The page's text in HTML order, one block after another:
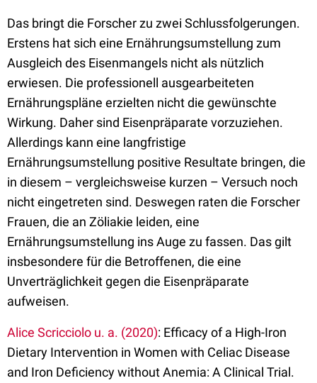
Das bringt die Forscher zu zwei Schlussfolgerungen.
Erstens hat sich eine Ernährungsumstellung zum
Ausgleich des Eisenmangels nicht als nützlich
erwiesen. Die professionell ausgearbeiteten
Ernährungspläne erzielten nicht die gewünschte
Wirkung. Daher sind Eisenpräparate vorzuziehen.
Allerdings kann eine langfristige
Ernährungsumstellung positive Resultate bringen, die
in diesem – vergleichsweise kurzen – Versuch noch
nicht eingetreten sind. Deswegen raten die Forscher
Frauen, die an Zöliakie leiden, eine
Ernährungsumstellung ins Auge zu fassen. Das gilt
insbesondere für die Betroffenen, die eine
Unverträglichkeit gegen die Eisenpräparate
aufweisen.
Alice Scricciolo u. a. (2020): Efficacy of a High-Iron
Dietary Intervention in Women with Celiac Disease
and Iron Deficiency without Anemia: A Clinical Trial.